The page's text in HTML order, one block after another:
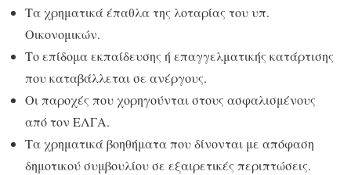
Τα χρηματικά έπαθλα της λοταρίας του υπ.
Οικονομικών.
Το επίδομα εκπαίδευσης ή επαγγελματικής κατάρτισης
που καταβάλλεται σε ανέργους.
Οι παροχές που χορηγούνται στους ασφαλισμένους
από τον ΕΛΓΑ.
Τα χρηματικά βοηθήματα που δίνονται με απόφαση
δημοτικού συμβουλίου σε εξαιρετικές περιπτώσεις.